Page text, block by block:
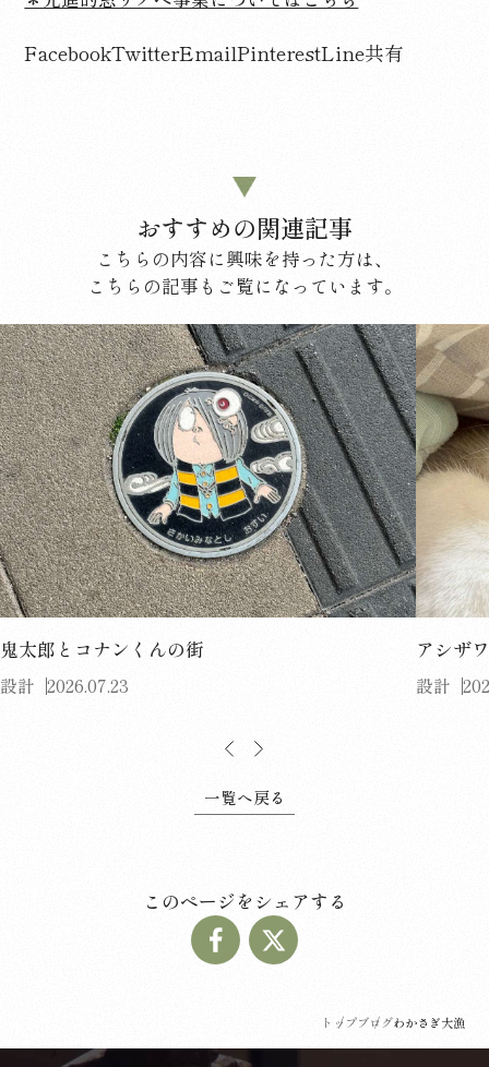
FacebookTwitterEmailPinterestLine共有
おすすめの関連記事
こちらの内容に興味を持った方は、
こちらの記事もご覧になっています。
鬼太郎とコナンくんの街
設計 2026.07.23
アシザ
設計
一覧へ戻る
このページをシェアする
トップブログわかさぎ大漁